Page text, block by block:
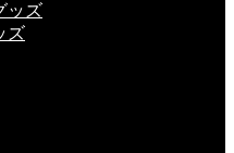
ッズ
ズ